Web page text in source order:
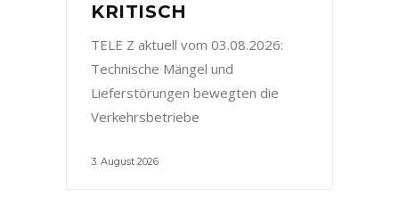
KRITISCH
TELE Z aktuell vom 03.08.2026:
Technische Mängel und
Lieferstörungen bewegten die
Verkehrsbetriebe
3. August 2026